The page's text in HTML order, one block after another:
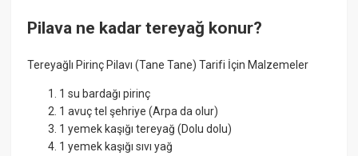
Pilava ne kadar tereyağ konur?
Tereyağlı Pirinç Pilavı (Tane Tane) Tarifi İçin Malzemeler
1 su bardağı pirinç
1 avuç tel şehriye (Arpa da olur)
1 yemek kaşığı tereyağ (Dolu dolu)
1 yemek kaşığı sıvı yağ